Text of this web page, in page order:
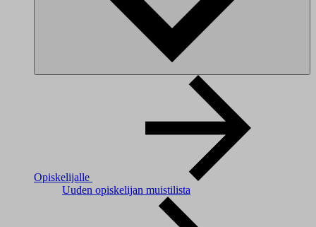
Opiskelijalle
Uuden opiskelijan muistilista